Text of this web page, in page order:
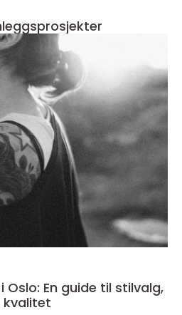
En guide til stilvalg,
kvalitet